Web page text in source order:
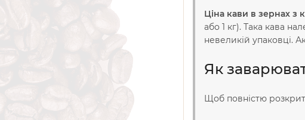
Ціна кави в зернах з
або 1 кг). Така кава
невеликій упаковці.
Як
Щоб повністю